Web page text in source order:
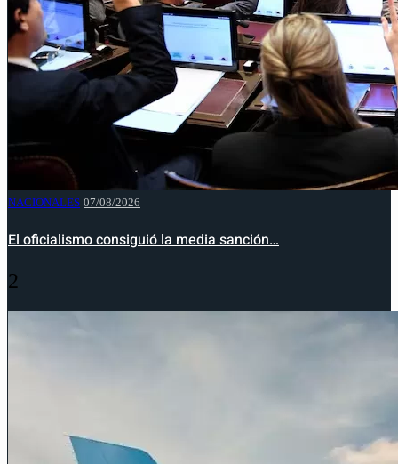
NACIONALES 07/08/2026
El oficialismo consiguió la media sanción…
2